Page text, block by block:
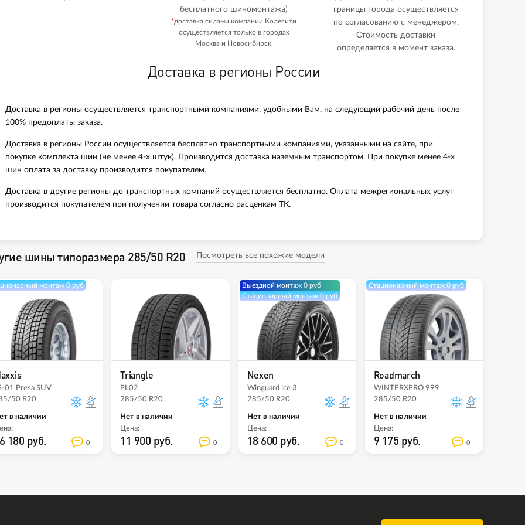
бесплатного шиномонтажа)
*доставка силами компании Колесити
осуществляется только в городах
Москва и Новосибирск.
границы города осуществляется
по согласованию с менеджером.
Стоимость доставки
определяется в момент заказа.
Доставка в регионы России
Доставка в регионы осуществляется транспортными компаниями, удобными Вам, на следующий рабочий день после
100% предоплаты заказа.
Доставка в регионы России осуществляется бесплатно транспортными компаниями, указанными на сайте, при
покупке комплекта шин (не менее 4-х штук). Производится доставка наземным транспортом. При покупке менее 4-х
шин оплата за доставку производится покупателем.
Доставка в другие регионы до транспортных компаний осуществляется бесплатно. Оплата межрегиональных услуг
производится покупателем при получении товара согласно расценкам ТК.
шины типоразмера 285/50 R20 Посмотреть все похожие модели
монтаж 0 руб
01 Presa SUV
50 R20
в наличии
180 руб. 0
Triangle
PL02
285/50 R20
Нет в наличии
Цена:
11 900 руб. 0
Выездной монтаж 0 руб
Стационарный монтаж 0 руб
Nexen
Winguard ice 3
285/50 R20
Нет в наличии
Цена:
18 600 руб. 0
Стационарный монтаж 0 руб
Roadmarch
WINTERXPRO 999
285/50 R20
Нет в наличии
Цена:
9 175 руб. 0